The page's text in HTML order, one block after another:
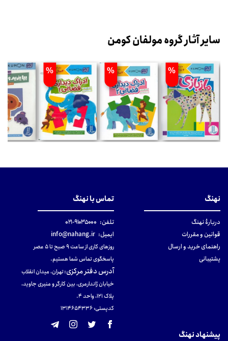
سایر آثار گروه مولفان کومن
%
%
%
نهنگ
دربارهٔ نهنگ
قوانین و مقررات
راهنمای خرید و ارسال
پشتیبانی
تماس با نهنگ
تلفن: ۹۱۰۳۵۰۰۰-۰۲۱
ایمیل: info@nahang.ir
روزهای کاری از ساعت ۹ صبح تا ۵ عصر
پاسخگوی تماس شما هستیم.
آدرس دفتر مرکزی:تهران، میدان انقلاب
خیابان ژاندارمری، بین کارگر و منیری جاوید،
پلاک 121، واحد ۴.
کدپستی: 131465433۶
پیشنهاد نهنگ